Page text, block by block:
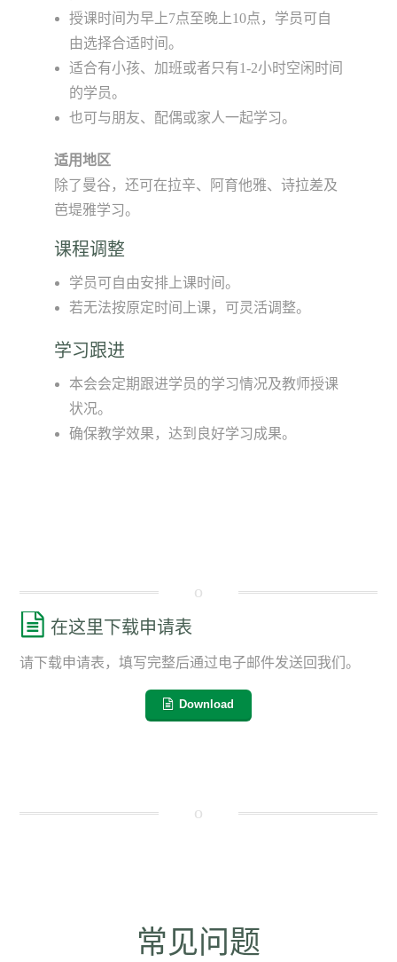
授课时间为早上7点至晚上10点，学员可自
由选择合适时间。
适合有小孩、加班或者只有1-2小时空闲时间
的学员。
也可与朋友、配偶或家人一起学习。
适用地区
除了曼谷，还可在拉辛、阿育他雅、诗拉差及
芭堤雅学习。
课程调整
学员可自由安排上课时间。
若无法按原定时间上课，可灵活调整。
学习跟进
本会会定期跟进学员的学习情况及教师授课
状况。
确保教学效果，达到良好学习成果。
在这里下载申请表
请下载申请表，填写完整后通过电子邮件发送回我们。
Download
常见问题